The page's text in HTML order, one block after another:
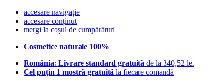
accesare navigație
accesare conținut
mergi la coșul de cumpărături
Cosmetice naturale 100%
România: Livrare standard gratuită de la 340,52 lei
Cel puțin 1 mostră gratuită la fiecare comandă